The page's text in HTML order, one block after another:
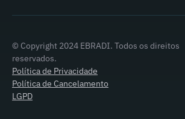
© Copyright 2024 EBRADI. Todos os direitos
reservados.
Política de Privacidade
Política de Cancelamento
LGPD